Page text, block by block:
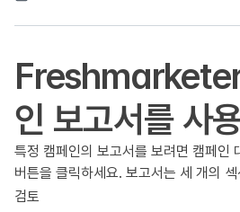
Freshmarketer
인 보고서를 사
특정 캠페인의 보고서를 보려면 캠페인
버튼을 클릭하세요. 보고서는 세 개의
검토